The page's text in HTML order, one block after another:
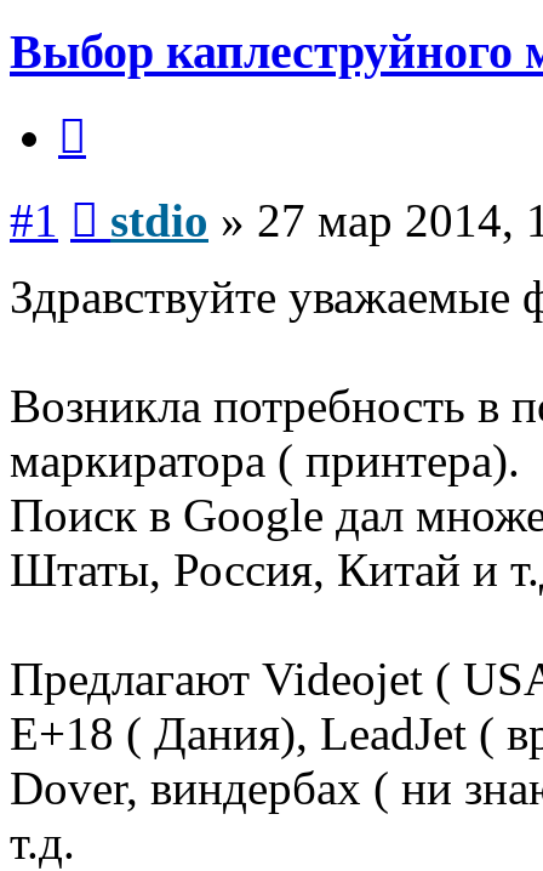
Выбор каплеструйного
#1 stdio » 27 мар 2014,
Здравствуйте уважаемые
Возникла потребность в
маркиратора ( принтера).
Поиск в Google дал
Штаты, Россия, Китай и
Предлагают Videojet (
E+18 ( Дания), LeadJet (
Dover, виндербах ( ни
т.д.